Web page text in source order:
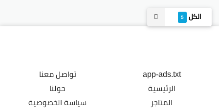
الكل 5
app-ads.txt
الرئيسية
المتاجر
تواصل معنا
حولنا
سياسة الخصوصية